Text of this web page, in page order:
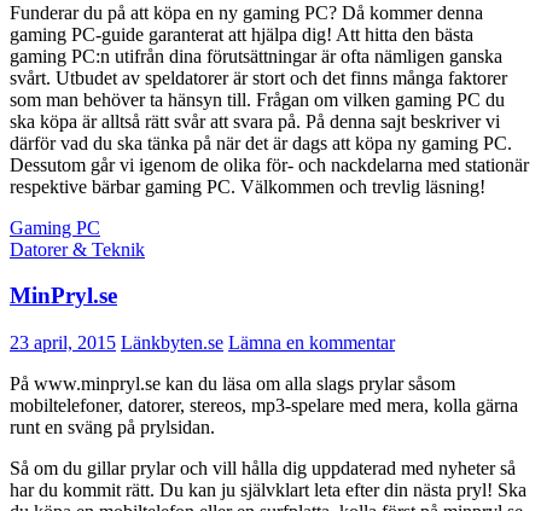
Funderar du på att köpa en ny gaming PC? Då kommer denna
gaming PC-guide garanterat att hjälpa dig! Att hitta den bästa
gaming PC:n utifrån dina förutsättningar är ofta nämligen ganska
svårt. Utbudet av speldatorer är stort och det finns många faktorer
som man behöver ta hänsyn till. Frågan om vilken gaming PC du
ska köpa är alltså rätt svår att svara på. På denna sajt beskriver vi
därför vad du ska tänka på när det är dags att köpa ny gaming PC.
Dessutom går vi igenom de olika för- och nackdelarna med stationär
respektive bärbar gaming PC. Välkommen och trevlig läsning!
Gaming PC
Datorer & Teknik
MinPryl.se
23 april, 2015 Länkbyten.se Lämna en kommentar
På www.minpryl.se kan du läsa om alla slags prylar såsom
mobiltelefoner, datorer, stereos, mp3-spelare med mera, kolla gärna
runt en sväng på prylsidan.
Så om du gillar prylar och vill hålla dig uppdaterad med nyheter så
har du kommit rätt. Du kan ju självklart leta efter din nästa pryl! Ska